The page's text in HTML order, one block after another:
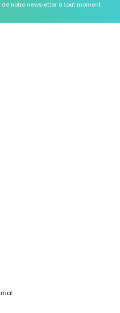
notre newsletter à tout moment